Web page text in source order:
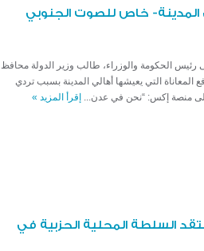
خاص للصوت الجنوبي
الحكومة والوزراء، طالب وزير الدولة محافظ
التي يعيشها أهالي المدينة بسبب تردي
منصة إكس: “نحن في عدن... إقرأ المزيد »
السلطة المحلية الحزبية في